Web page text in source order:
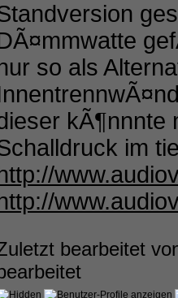
so als
kÃ¶nnnte
im
bearbeitet